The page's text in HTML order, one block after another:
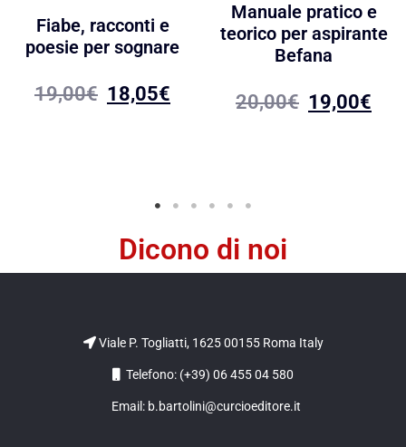
Fiabe, racconti e
poesie per sognare
19,00€ 18,05€
Manuale pratico e
teorico per aspirante
Befana
20,00€ 19,00€
Dicono di noi
Viale P. Togliatti, 1625 00155 Roma Italy
Telefono: (+39) 06 455 04 580
Email: b.bartolini@curcioeditore.it